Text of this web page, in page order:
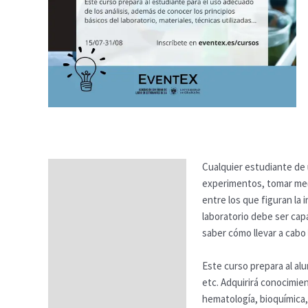
Cualquier estudiante
experimentos, tomar
entre los que figuran la
laboratorio debe ser
saber cómo llevar a
Este curso prepara al
etc. Adquirirá
hematología,